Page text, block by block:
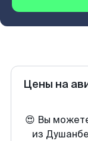
Цены на
😍 Вы
из